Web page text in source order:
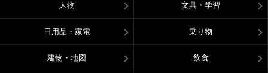
人物 文具・学習
日用品・家電 乗り物
建物・地図 飲食